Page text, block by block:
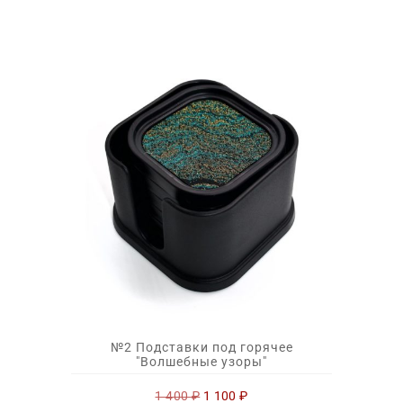
№2 Подставки под горячее
"Волшебные узоры"
1 400₽ Первоначальная
1 100₽Текущая